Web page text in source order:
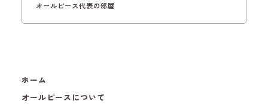
オールピース代表の部屋
ホーム
オールピースについて